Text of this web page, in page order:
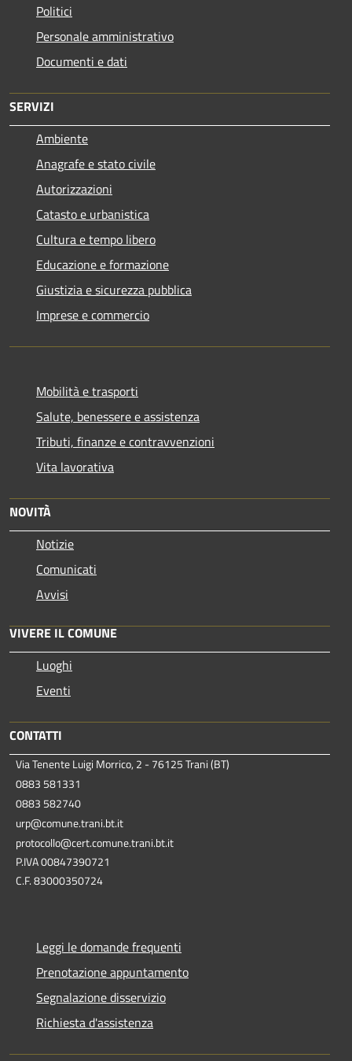
Politici
Personale amministrativo
Documenti e dati
SERVIZI
Ambiente
Anagrafe e stato civile
Autorizzazioni
Catasto e urbanistica
Cultura e tempo libero
Educazione e formazione
Giustizia e sicurezza pubblica
Imprese e commercio
Mobilità e trasporti
Salute, benessere e assistenza
Tributi, finanze e contravvenzioni
Vita lavorativa
NOVITÀ
Notizie
Comunicati
Avvisi
VIVERE IL COMUNE
Luoghi
Eventi
CONTATTI
Via Tenente Luigi Morrico, 2 - 76125 Trani (BT)
0883 581331
0883 582740
urp@comune.trani.bt.it
protocollo@cert.comune.trani.bt.it
P.IVA 00847390721
C.F. 83000350724
Leggi le domande frequenti
Prenotazione appuntamento
Segnalazione disservizio
Richiesta d'assistenza